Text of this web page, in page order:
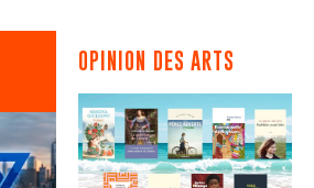
OPINION DES ARTS